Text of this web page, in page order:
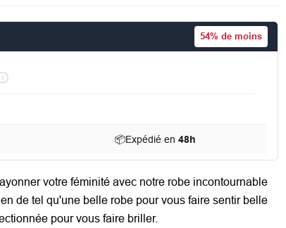
54% de moins
📦Expédié en48h
votre féminité avec notre robe incontournable
de tel qu'une belle robe pour vous faire sentir belle
pour vous faire briller.